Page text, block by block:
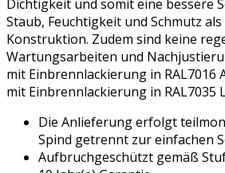
Dichtigkeit und somit eine bessere
Staub, Feuchtigkeit und Schmutz
Konstruktion. Zudem sind keine
Wartungsarbeiten und
mit Einbrennlackierung in
mit Einbrennlackierung in RAL7035
Die Anlieferung erfolgt
Spind getrennt zur einfachen
Aufbruchgeschützt gemäß